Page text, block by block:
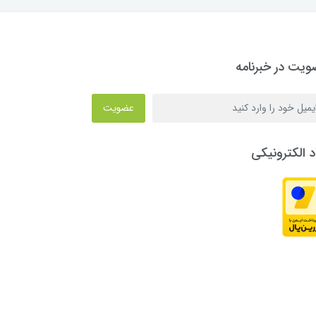
در خبرنامه
عضویت
الکترونیکی